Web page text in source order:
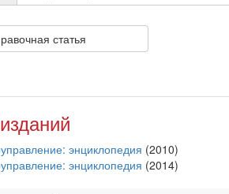
статья
энциклопедия (2010)
энциклопедия (2014)